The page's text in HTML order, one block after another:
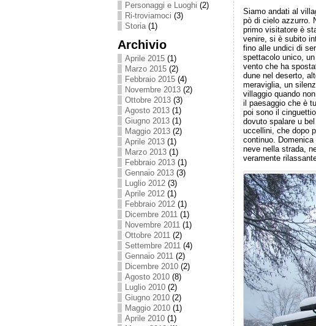
Personaggi e Luoghi (2)
Ri-troviamoci (3)
Storia(1)
Archivio
Aprile 2015 (1)
Marzo 2015 (2)
Febbraio 2015 (4)
Novembre 2013 (2)
Ottobre 2013 (3)
Agosto 2013 (1)
Giugno 2013 (1)
Maggio 2013 (2)
Aprile 2013 (1)
Marzo 2013 (1)
Febbraio 2013 (1)
Gennaio 2013 (3)
Luglio 2012 (3)
Aprile 2012 (1)
Febbraio 2012 (1)
Dicembre 2011 (1)
Novembre 2011 (1)
Ottobre 2011 (2)
Settembre 2011 (4)
Gennaio 2011 (2)
Dicembre 2010 (2)
Agosto 2010 (8)
Luglio 2010 (2)
Giugno 2010 (2)
Maggio 2010 (1)
Aprile 2010 (1)
Siamo andati al
pò di cielo azzurro.
primo visitatore è
venire, si è subito
fino alle undici di
spettacolo unico,
vento che ha
dune nel deserto,
meraviglia, un
villaggio quando
il paesaggio che è
poi sono il
dovuto spalare u
uccellini, che dopo
continuo. Domenica
neve nella strada,
veramente